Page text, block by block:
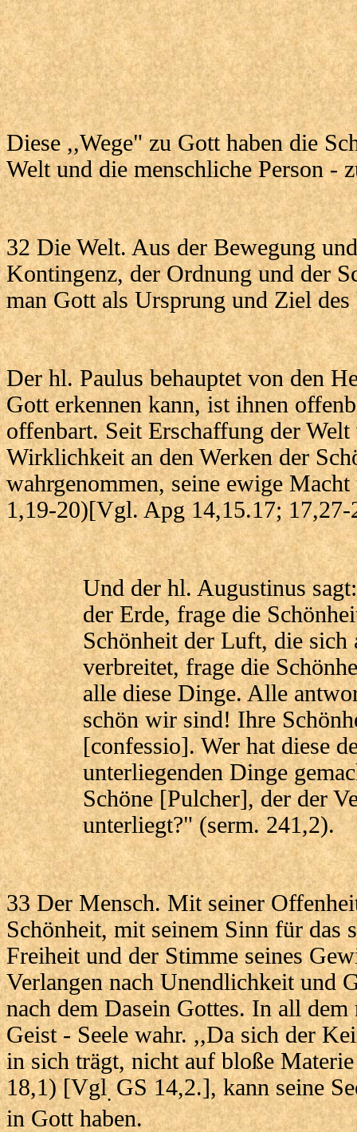
Diese ,,Wege" zu Gott haben die
Welt und die menschliche Person -
32 Die Welt. Aus der Bewegung
Kontingenz, der Ordnung und der
man Gott als Ursprung und Ziel
Der hl. Paulus behauptet von den
Gott erkennen kann, ist ihnen
offenbart. Seit Erschaffung der
Wirklichkeit an den Werken der
wahrgenommen, seine ewige
1,19-20)[Vgl. Apg 14,15.17;
Und der hl. Augustinus
der Erde, frage die
Schönheit der Luft, die sich
verbreitet, frage die
alle diese Dinge. Alle
schön wir sind! Ihre
[confessio]. Wer hat diese
unterliegenden Dinge
Schöne [Pulcher], der der
unterliegt?" (serm. 241,2).
33 Der Mensch. Mit seiner
Schönheit, mit seinem Sinn für das
Freiheit und der Stimme seines
Verlangen nach Unendlichkeit und
nach dem Dasein Gottes. In all
Geist - Seele wahr. ,,Da sich der
in sich trägt, nicht auf bloße
18,1) [Vgl.GS 14,2.], kann seine
in Gott haben.